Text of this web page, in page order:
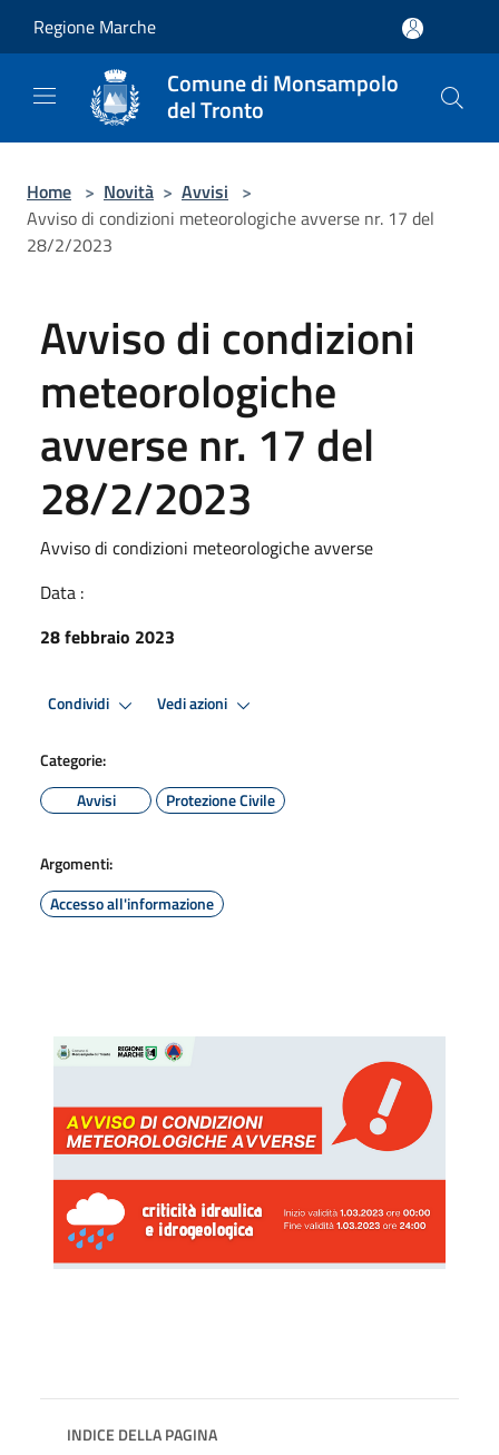
Regione Marche
Comune di Monsampolo
del Tronto
Home > Novità > Avvisi >
Avviso di condizioni meteorologiche avverse nr. 17 del
28/2/2023
Avviso di condizioni
meteorologiche
avverse nr. 17 del
28/2/2023
Avviso di condizioni meteorologiche avverse
Data :
28 febbraio 2023
Condividi Vedi azioni
Categorie:
Avvisi
Protezione Civile
Argomenti:
Accesso all'informazione
INDICE DELLA PAGINA